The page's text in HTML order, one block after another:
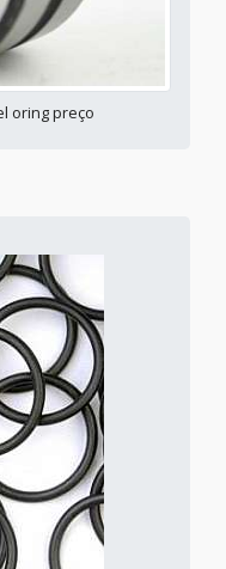
oring preço